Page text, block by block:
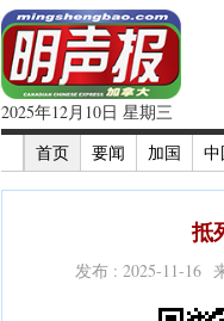
2025年12月10日 星期三
首页
要闻 加国 中
抵
发布 : 2025-11-16